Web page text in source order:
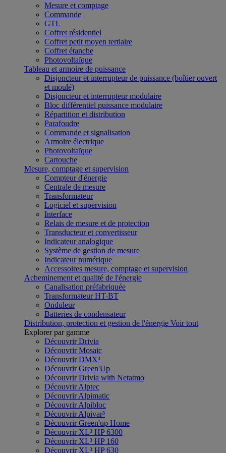
Mesure et comptage
Commande
GTL
Coffret résidentiel
Coffret petit moyen tertiaire
Coffret étanche
Photovoltaïque
Tableau et armoire de puissance
Disjoncteur et interrupteur de puissance (boîtier ouvert
et moulé)
Disjoncteur et interrupteur modulaire
Bloc différentiel puissance modulaire
Répartition et distribution
Parafoudre
Commande et signalisation
Armoire électrique
Photovoltaïque
Cartouche
Mesure, comptage et supervision
Compteur d'énergie
Centrale de mesure
Transformateur
Logiciel et supervision
Interface
Relais de mesure et de protection
Transducteur et convertisseur
Indicateur analogique
Système de gestion de mesure
Indicateur numérique
Accessoires mesure, comptage et supervision
Acheminement et qualité de l'énergie
Canalisation préfabriquée
Transformateur HT-BT
Onduleur
Batteries de condensateur
Distribution, protection et gestion de l'énergie Voir tout
Explorer par gamme
Découvrir Drivia
Découvrir Mosaic
Découvrir DMX³
Découvrir Green'Up
Découvrir Drivia with Netatmo
Découvrir Alptec
Découvrir Alpimatic
Découvrir Alpibloc
Découvrir Alpivar³
Découvrir Green'up Home
Découvrir XL³ HP 6300
Découvrir XL³ HP 160
Découvrir XL³ HP 630